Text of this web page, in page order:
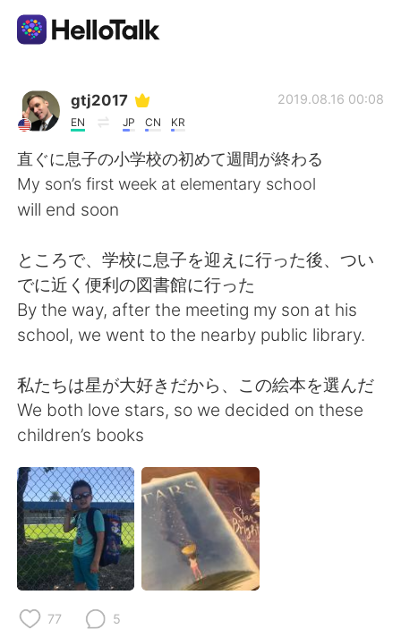
Aplicación de intercambio de idiomas
Español
English 简体中文
繁體中文 العربية
日本語 한국어
Indonesia Italiano
Türkçe Tiếng Việt
Português
gtj2017
EN JP CN KR
2019.08.16 00:08
直ぐに息子の小学校の初めて週間が終わる
My son’s first week at elementary school
will end soon
ところで、学校に息子を迎えに行った後、つい
でに近く便利の図書館に行った
By the way, after the meeting my son at his
school, we went to the nearby public library.
私たちは星が大好きだから、この絵本を選んだ
We both love stars, so we decided on these
children’s books
77 5